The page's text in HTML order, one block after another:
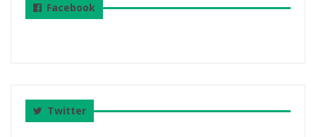
Facebook
Twitter